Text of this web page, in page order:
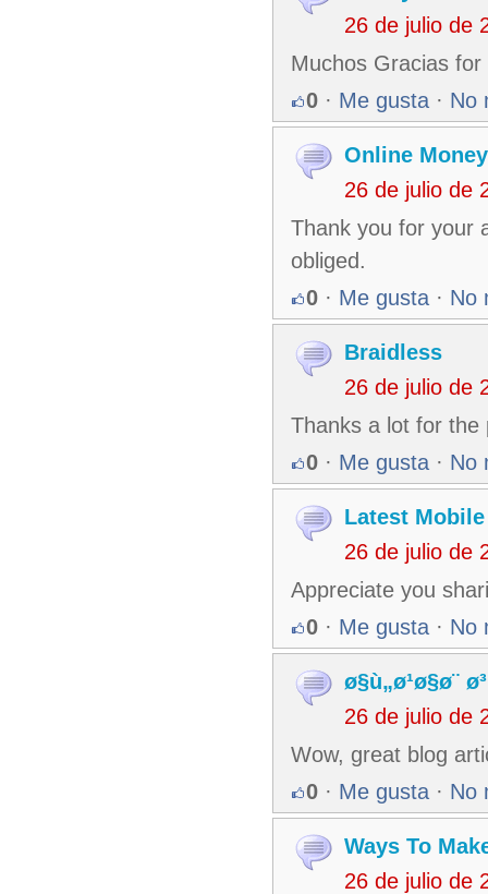
26 de julio de
Muchos Gracias
0 · Me gusta · No
Online
26 de julio de
Thank you for your
obliged.
0 · Me gusta · No
Braidless
26 de julio de
Thanks a lot for the
0 · Me gusta · No
Latest
26 de julio de
Appreciate you
0 · Me gusta · No
ø§ù„ø¹ø§ø¨
26 de julio de
Wow, great blog
0 · Me gusta · No
Ways To
26 de julio de